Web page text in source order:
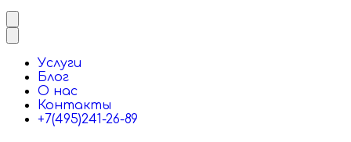
Услуги
Блог
О нас
Контакты
+7(495)241-26-89